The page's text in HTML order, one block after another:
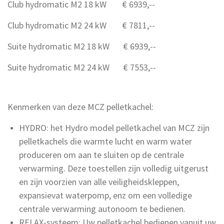
Club hydromatic M2 18 kW € 6939,--
Club hydromatic M2 24 kW € 7811,--
Suite hydromatic M2 18 kW € 6939,--
Suite hydromatic M2 24 kW € 7553,--
Kenmerken van deze MCZ pelletkachel:
HYDRO: het Hydro model pelletkachel van MCZ zijn
pelletkachels die warmte lucht en warm water
produceren om aan te sluiten op de centrale
verwarming. Deze toestellen zijn volledig uitgerust
en zijn voorzien van alle veiligheidskleppen,
expansievat waterpomp, enz om een volledige
centrale verwarming autonoom te bedienen.